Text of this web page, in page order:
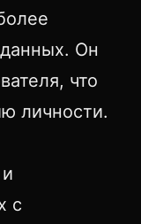
Он
что
личности.
с